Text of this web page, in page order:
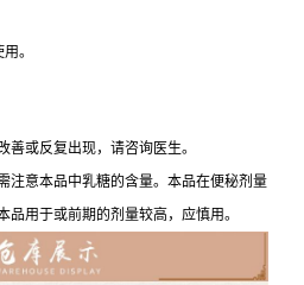
。
或反复出现，请咨询医生。
注意本品中乳糖的含量。本品在便秘剂量
品用于或前期的剂量较高，应慎用。